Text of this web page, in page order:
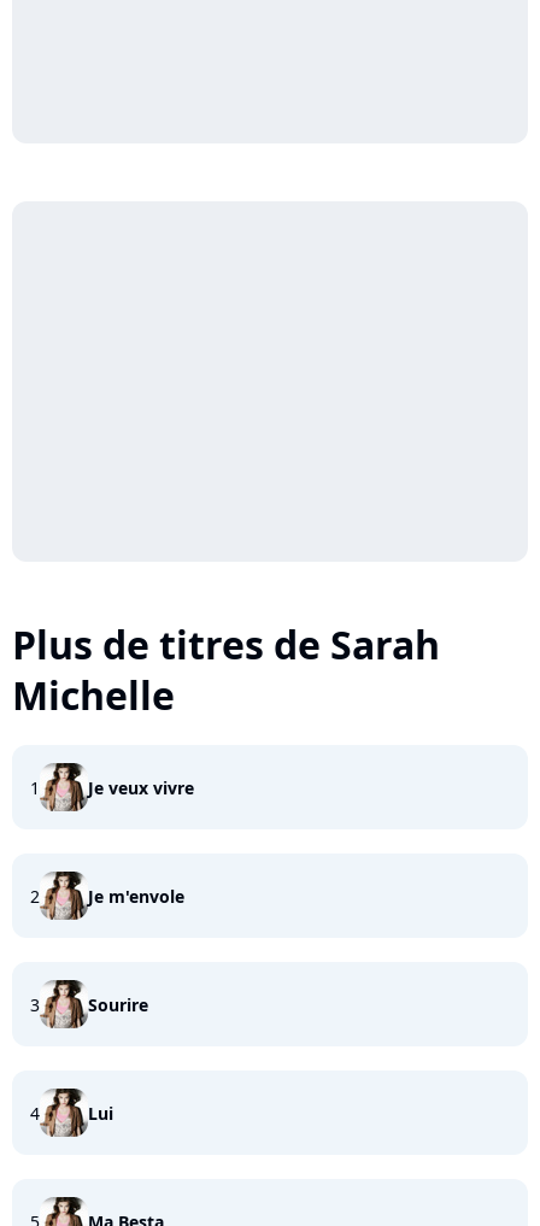
Plus de titres de Sarah
Michelle
1 Je veux vivre
2 Je m'envole
3 Sourire
4 Lui
5 Ma Besta